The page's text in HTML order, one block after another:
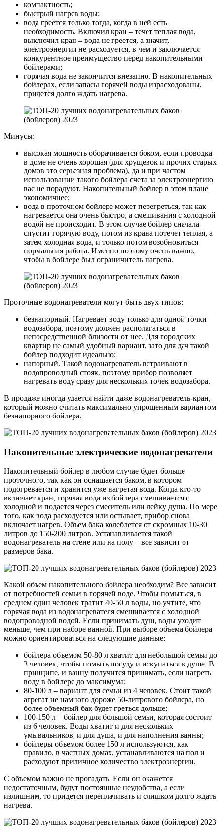
компактность;
быстрый нагрев воды;
вода греется только тогда, когда в ней есть
необходимость. Включил кран – течет теплая вода,
выключил кран – вода не греется, а значит,
электроэнергия не расходуется, в чем и заключается
конкурентное преимущество перед накопительными
бойлерами;
горячая вода не закончится внезапно. В накопительных
бойлерах, если запасы горячей воды израсходованы,
придется долго ждать нагрева.
Минусы:
высокая мощность оборачивается боком, если проводка
в доме не очень хорошая (для хрущевок и прочих старых
домов это серьезная проблема), да и при частом
использовании такого бойлера счета за электроэнергию
вас не порадуют. Накопительный бойлер в этом плане
экономичнее;
вода в проточном бойлере может перегреться, так как
нагревается она очень быстро, а смешивания с холодной
водой не происходит. В этом случае бойлер сначала
спустит горячую воду, потом из крана потечет теплая, а
затем холодная вода, и только потом возобновиться
нормальная работа. Именно поэтому очень важно,
чтобы в бойлере был ограничитель нагрева.
Проточные водонагреватели могут быть двух типов:
безнапорный. Нагревает воду только для одной точки
водозабора, поэтому должен располагаться в
непосредственной близости от нее. Для городских
квартир не самый удобный вариант, зато для дач такой
бойлер подходит идеально;
напорный. Такой водонагреватель встраивают в
водопроводный стояк, поэтому прибор позволяет
нагревать воду сразу для нескольких точек водозабора.
В продаже иногда удается найти даже водонагреватель-кран,
который можно считать максимально упрощенным вариантом
безнапорного бойлера.
Накопительные электрические водонагреватели
Накопительный бойлер в любом случае будет больше
проточного, так как он оснащается баком, в котором
подогревается и хранится уже нагретая вода. Когда кто-то
включает кран, горячая вода из бойлера смешивается с
холодной и подается через смеситель или лейку душа. По мере
того, как вода расходуется или остывает, прибор снова
включает нагрев. Объем бака колеблется от скромных 10-30
литров до 150-200 литров. Устанавливается такой
водонагреватель на стене или на полу – все зависит от
размеров бака.
Какой объем накопительного бойлера необходим? Все зависит
от потребностей семьи в горячей воде. Чтобы помыться, в
среднем один человек тратит 40-50 л воды, но учтите, что
горячая вода из водонагревателя смешивается с холодной
водопроводной водой. Если принимать душ, воды уходит
меньше, чем при наборе ванной. При выборе объема бойлера
можно ориентироваться на следующие данные:
бойлера объемом 50-80 л хватит для небольшой семьи до
3 человек, чтобы помыть посуду и искупаться в душе. В
принципе, и ванну получится принимать, если нагреть
воду в бойлере до максимума;
80-100 л – вариант для семьи из 4 человек. Стоит такой
агрегат не намного дороже 50-литрового бойлера, но
более объемный бак будет греться дольше;
100-150 л – бойлер для большой семьи, которая состоит
из 6 человек. Воды хватит и для нескольких
умывальников, и для душа, и для наполнения ванны;
бойлеры объемом более 150 л используются, как
правило, в частных домах, устанавливаются на пол и
расходуют приличное количество электроэнергии.
С объемом важно не прогадать. Если он окажется
недостаточным, будут постоянные неудобства, а если
излишним, то придется переплачивать и слишком долго ждать
нагрева.